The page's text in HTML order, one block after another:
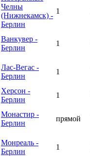
Челны
(Нижнекамск) -
Берлин
1
Ванкувер -
Берлин
1
Лас-Вегас -
Берлин
1
Херсон -
Берлин
1
Монастир -
Берлин
прямой
Монреаль -
Берлин
1